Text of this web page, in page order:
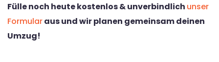
Fülle noch heute kostenlos & unverbindlich unser
Formularaus und wir planen gemeinsam deinen
Umzug!